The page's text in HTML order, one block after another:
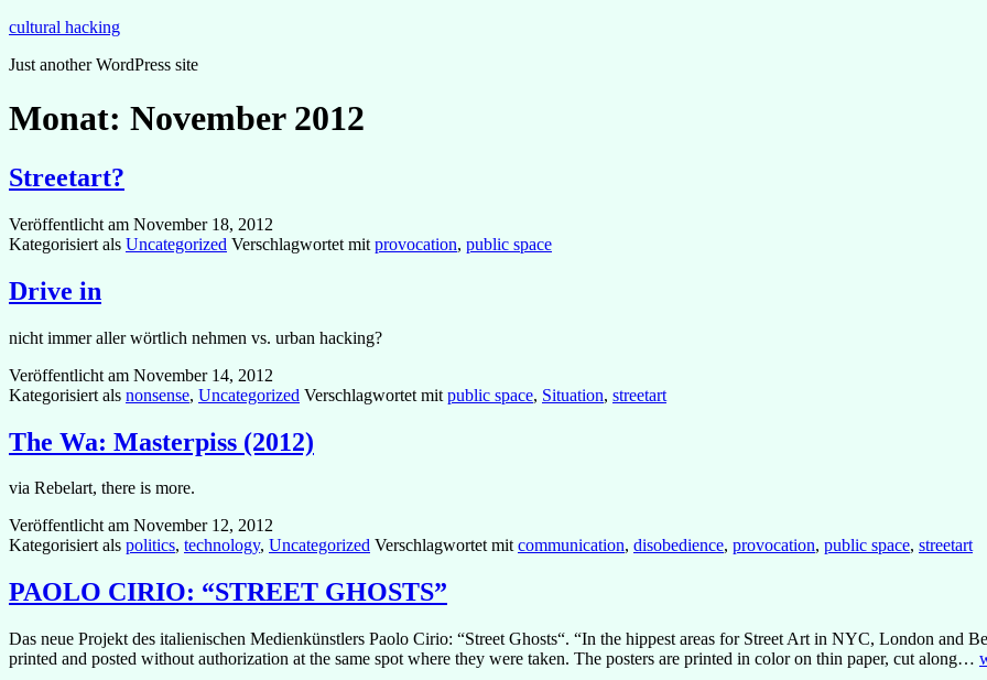
Zum
springen
cultural hacking
Just another WordPress site
Monat: November 2012
Streetart?
Veröffentlicht am November 18, 2012
Kategorisiert als Uncategorized Verschlagwortet mit provocation, public space
Drive in
nicht immer aller wörtlich nehmen vs. urban hacking?
Veröffentlicht am November 14, 2012
Kategorisiert als nonsense, Uncategorized Verschlagwortet mit public space, Situation, streetart
The Wa: Masterpiss (2012)
via Rebelart, there is more.
Veröffentlicht am November 12, 2012
Kategorisiert als politics, technology, Uncategorized Verschlagwortet mitcommunication, disobedience, provocation, public space, streetart
PAOLO CIRIO: “STREET GHOSTS”
Das neue Projekt des italienischen Medienkünstlers Paolo Cirio: “Street Ghosts“. “In the hippest areas for Street Art in NYC, London and
printed and posted without authorization at the same spot where they were taken. The posters are printed in color on thin paper, cut along…